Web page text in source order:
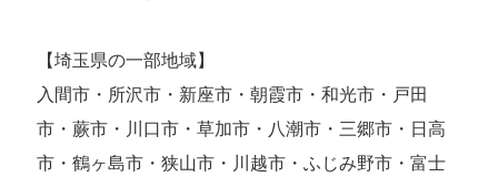
【埼玉県の一部地域】
入間市・所沢市・新座市・朝霞市・和光市・戸田
市・蕨市・川口市・草加市・八潮市・三郷市・日高
市・鶴ヶ島市・狭山市・川越市・ふじみ野市・富士